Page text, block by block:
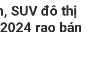
SUV đô thị
rao bán